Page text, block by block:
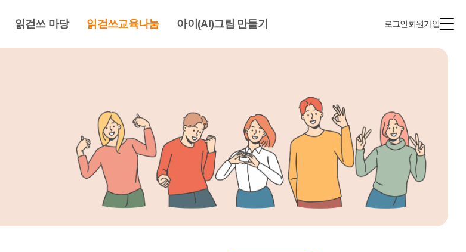
읽걷쓰 마당 읽걷쓰교육나눔 아이(AI)그림 만들기 로그인회원가입